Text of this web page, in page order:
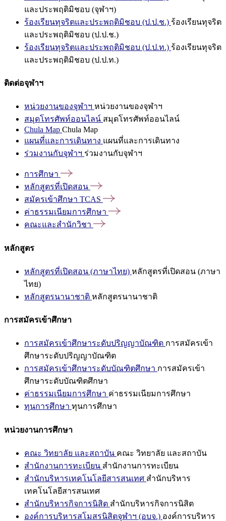
และประพฤติมิชอบ (จุฬาฯ)
ร้องเรียนทุจริตและประพฤติมิชอบ (ป.ป.ช.) ร้องเรียนทุจริต
และประพฤติมิชอบ (ป.ป.ช.)
ร้องเรียนทุจริตและประพฤติมิชอบ (ป.ป.ท.) ร้องเรียนทุจริต
และประพฤติมิชอบ (ป.ป.ท.)
ติดต่อจุฬาฯ
หน่วยงานของจุฬาฯ หน่วยงานของจุฬาฯ
สมุดโทรศัพท์ออนไลน์ สมุดโทรศัพท์ออนไลน์
Chula Map Chula Map
แผนที่และการเดินทาง แผนที่และการเดินทาง
ร่วมงานกับจุฬาฯ ร่วมงานกับจุฬาฯ
การศึกษา
หลักสูตรที่เปิดสอน
สมัครเข้าศึกษา TCAS
ค่าธรรมเนียมการศึกษา
คณะและสำนักวิชา
หลักสูตร
หลักสูตรที่เปิดสอน (ภาษาไทย) หลักสูตรที่เปิดสอน (ภาษา
ไทย)
หลักสูตรนานาชาติ หลักสูตรนานาชาติ
การสมัครเข้าศึกษา
การสมัครเข้าศึกษาระดับปริญญาบัณฑิต การสมัครเข้า
ศึกษาระดับปริญญาบัณฑิต
การสมัครเข้าศึกษาระดับบัณฑิตศึกษา การสมัครเข้า
ศึกษาระดับบัณฑิตศึกษา
ค่าธรรมเนียมการศึกษา ค่าธรรมเนียมการศึกษา
ทุนการศึกษา ทุนการศึกษา
หน่วยงานการศึกษา
คณะ วิทยาลัย และสถาบัน คณะ วิทยาลัย และสถาบัน
สำนักงานการทะเบียน สำนักงานการทะเบียน
สำนักบริหารเทคโนโลยีสารสนเทศ สำนักบริหาร
เทคโนโลยีสารสนเทศ
สำนักบริหารกิจการนิสิต สำนักบริหารกิจการนิสิต
องค์การบริหารสโมสรนิสิตจุฬาฯ (อบจ.) องค์การบริหาร